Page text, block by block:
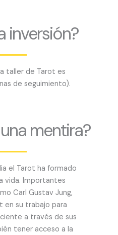
inversión?
taller de Tarot es
de seguimiento).
mentira?
el Tarot ha formado
vida. Importantes
Carl Gustav Jung,
en su trabajo para
a través de sus
tener acceso a la